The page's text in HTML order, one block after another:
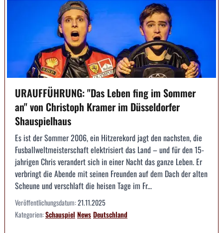
URAUFFÜHRUNG: "Das Leben fing im Sommer
an" von Christoph Kramer im Düsseldorfer
Shauspielhaus
Es ist der Sommer 2006, ein Hitzerekord jagt den nachsten, die
Fusballweltmeisterschaft elektrisiert das Land – und für den 15-
jahrigen Chris verandert sich in einer Nacht das ganze Leben. Er
verbringt die Abende mit seinen Freunden auf dem Dach der alten
Scheune und verschlaft die heisen Tage im Fr...
Veröffentlichungsdatum:21.11.2025
Kategorien:Schauspiel NewsDeutschland